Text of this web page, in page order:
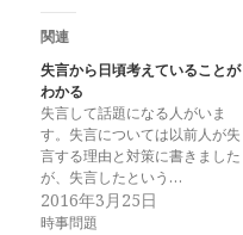
関連
失言から日頃考えていることが
わかる
失言して話題になる人がいま
す。失言については以前人が失
言する理由と対策に書きました
が、失言したという…
2016年3月25日
時事問題